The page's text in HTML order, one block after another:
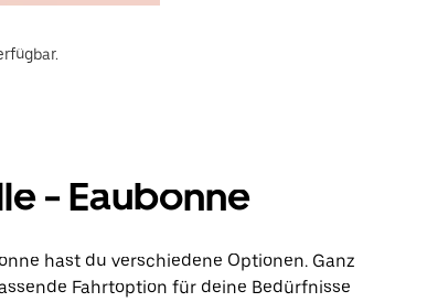
- Eaubonne
hast du verschiedene Optionen. Ganz
Fahrtoption für deine Bedürfnisse